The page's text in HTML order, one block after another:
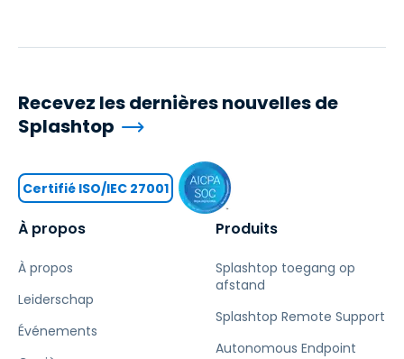
À propos
À propos
Leiderschap
Événements
Produits
Splashtop toegang op
afstand
Splashtop Remote Support
Autonomous Endpoint
Recevez les dernières nouvelles de
Splashtop
Certifié ISO/IEC 27001